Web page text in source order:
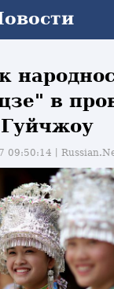
в
Гуйчжоу
09:50:14丨